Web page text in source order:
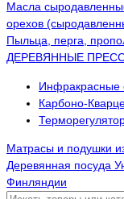
Масла
орехов
Пыльца, перга,
ДЕРЕВЯННЫЕ
Инфракрасные
Карбоно-
Матрасы и подушки
Деревянная посуда
Финляндии